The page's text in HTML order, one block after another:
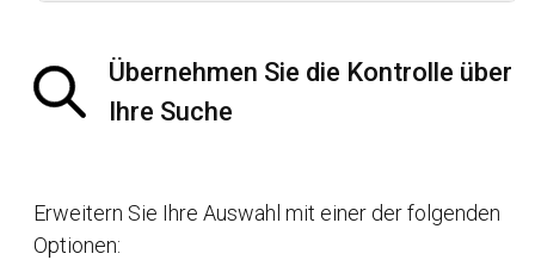
Übernehmen Sie die Kontrolle über
Ihre Suche
Erweitern Sie Ihre Auswahl mit einer der folgenden
Optionen: